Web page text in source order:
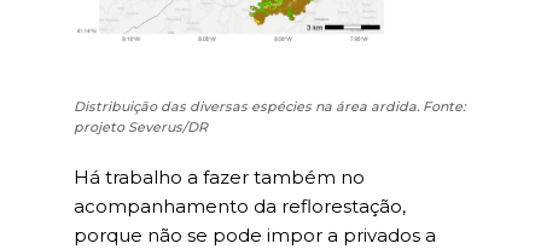
Distribuição das diversas espécies na área ardida. Fonte:
projeto Severus/DR
Há trabalho a fazer também no
acompanhamento da reflorestação,
porque não se pode impor a privados a